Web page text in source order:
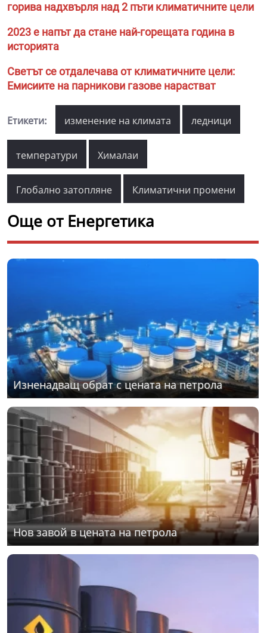
горива надхвърля над 2 пъти климатичните цели
2023 е напът да стане най-горещата година в
историята
Светът се отдалечава от климатичните цели:
Емисиите на парникови газове нарастват
Етикети: изменение на климата ледници
температури Хималаи
Глобално затопляне Климатични промени
Още от Енергетика
Изненадващ обрат с цената на петрола
Нов завой в цената на петрола